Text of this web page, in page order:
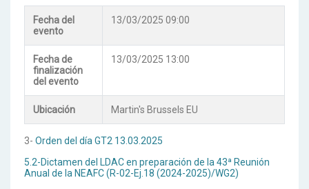
3- Orden del día GT2 13.03.2025
5.2-Dictamen del LDAC en preparación de la 43ª Reunión
Anual de la NEAFC (R-02-Ej.18 (2024-2025)/WG2)
Fecha del
evento
13/03/2025 09:00
Fecha de
finalización
del evento
13/03/2025 13:00
Ubicación Martin's Brussels EU